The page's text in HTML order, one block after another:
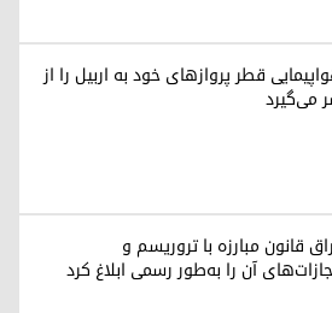
قطر پروازهای خود به اربیل را از
می‌گیرد
قانون مبارزه با تروریسم و
آن را به‌طور رسمی ابلاغ کرد